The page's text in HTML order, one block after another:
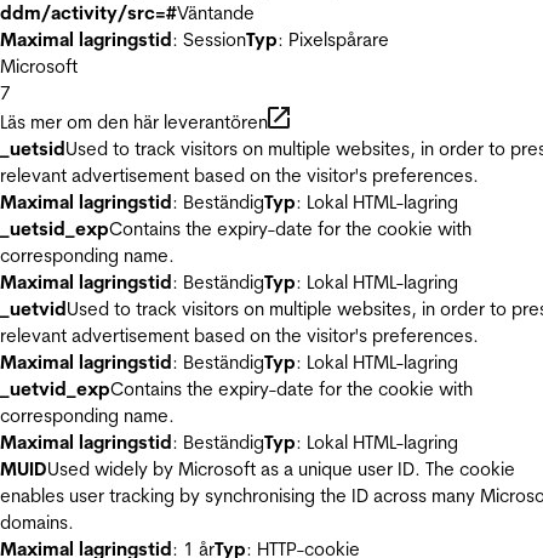
ddm/activity/src=#Väntande
Maximal lagringstid: SessionTyp: Pixelspårare
Microsoft
7
Läs mer om den här leverantören
_uetsidUsed to track visitors on multiple websites, in order to
relevant advertisement based on the visitor's preferences.
Maximal lagringstid: BeständigTyp: Lokal HTML-lagring
_uetsid_expContains the expiry-date for the cookie with
corresponding name.
Maximal lagringstid: BeständigTyp: Lokal HTML-lagring
_uetvidUsed to track visitors on multiple websites, in order to
relevant advertisement based on the visitor's preferences.
Maximal lagringstid: BeständigTyp: Lokal HTML-lagring
_uetvid_expContains the expiry-date for the cookie with
corresponding name.
Maximal lagringstid: BeständigTyp: Lokal HTML-lagring
MUIDUsed widely by Microsoft as a unique user ID. The cookie
enables user tracking by synchronising the ID across many
domains.
Maximal lagringstid: 1 årTyp: HTTP-cookie